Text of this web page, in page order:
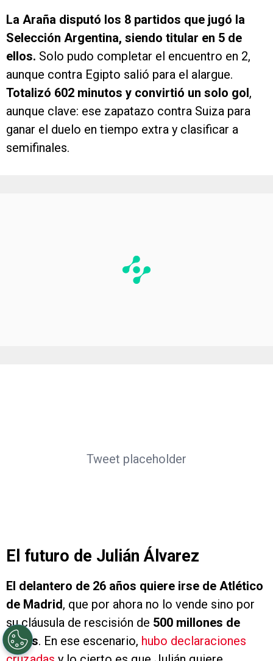
La Araña disputó los 8 partidos que jugó la
Selección Argentina, siendo titular en 5 de
ellos. Solo pudo completar el encuentro en 2,
aunque contra Egipto salió para el alargue.
Totalizó 602 minutos y convirtió un solo gol,
aunque clave: ese zapatazo contra Suiza para
ganar el duelo en tiempo extra y clasificar a
semifinales.
Tweet placeholder
El futuro de Julián Álvarez
El delantero de 26 años quiere irse de Atlético
de Madrid, que por ahora no lo vende sino por
su cláusula de rescisión de 500 millones de
euros. En ese escenario, hubo declaraciones